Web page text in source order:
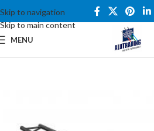
Skip to navigation
Skip to main content
MENU